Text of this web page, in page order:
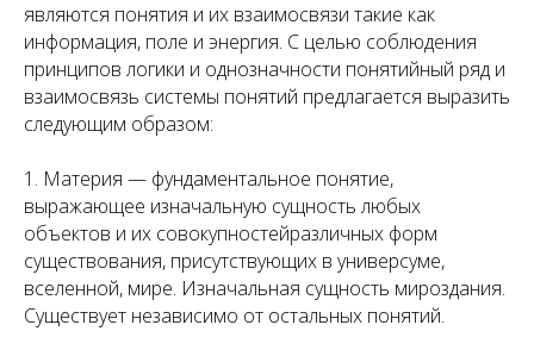
являются понятия и их взаимосвязи такие как
информация, поле и энергия. С целью соблюдения
принципов логики и однозначности понятийный ряд и
взаимосвязь системы понятий предлагается выразить
следующим образом:
1. Материя — фундаментальное понятие,
выражающее изначальную сущность любых
объектов и их совокупностейразличных форм
существования, присутствующих в универсуме,
вселенной, мире. Изначальная сущность мироздания.
Существует независимо от остальных понятий.